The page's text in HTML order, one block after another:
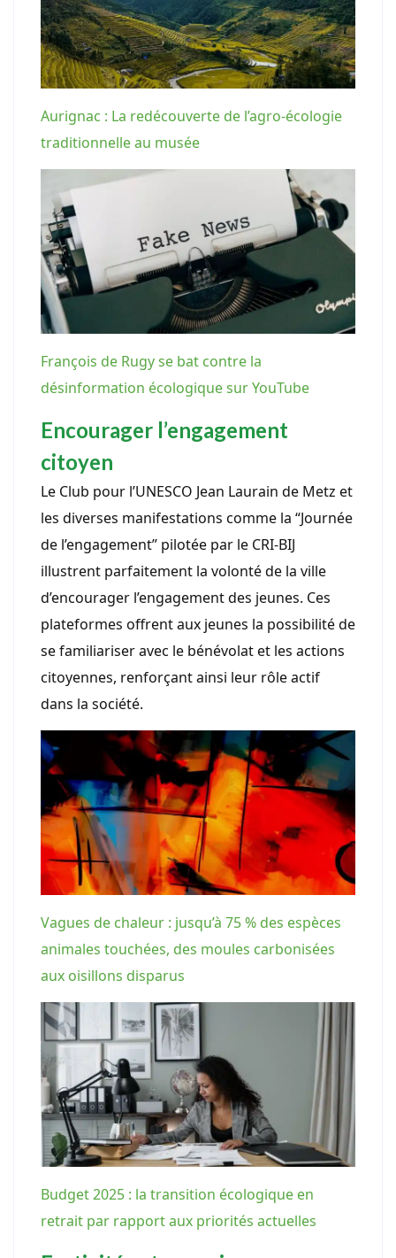
Aurignac : La redécouverte de l’agro-écologie
traditionnelle au musée
François de Rugy se bat contre la
désinformation écologique sur YouTube
Encourager l’engagement
citoyen
Le Club pour l’UNESCO Jean Laurain de Metz et
les diverses manifestations comme la “Journée
de l’engagement” pilotée par le CRI-BIJ
illustrent parfaitement la volonté de la ville
d’encourager l’engagement des jeunes. Ces
plateformes offrent aux jeunes la possibilité de
se familiariser avec le bénévolat et les actions
citoyennes, renforçant ainsi leur rôle actif
dans la société.
Vagues de chaleur : jusqu’à 75 % des espèces
animales touchées, des moules carbonisées
aux oisillons disparus
Budget 2025 : la transition écologique en
retrait par rapport aux priorités actuelles